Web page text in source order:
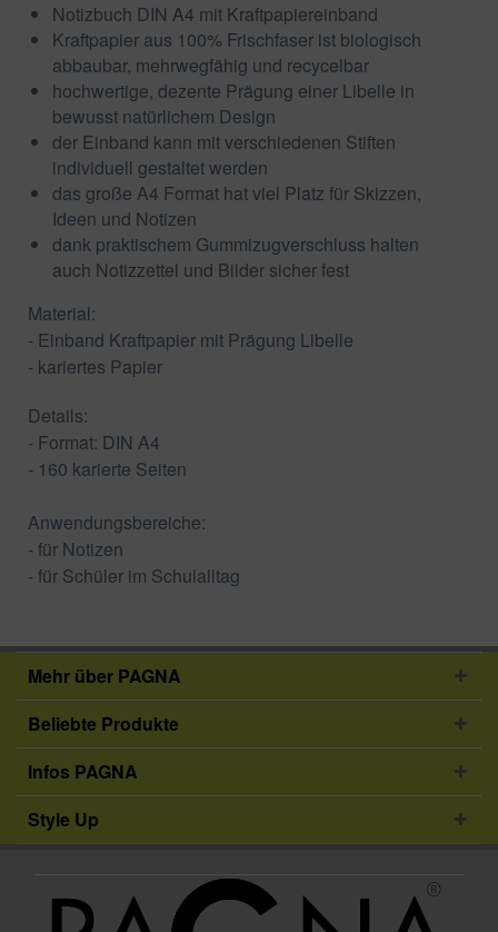
Notizbuch DIN A4 mit Kraftpapiereinband
Kraftpapier aus 100% Frischfaser ist biologisch
abbaubar, mehrwegfähig und recycelbar
hochwertige, dezente Prägung einer Libelle in
bewusst natürlichem Design
der Einband kann mit verschiedenen Stiften
individuell gestaltet werden
das große A4 Format hat viel Platz für Skizzen,
Ideen und Notizen
dank praktischem Gummizugverschluss halten
auch Notizzettel und Bilder sicher fest
Material:
- Einband Kraftpapier mit Prägung Libelle
- kariertes Papier
Details:
- Format: DIN A4
- 160 karierte Seiten
Anwendungsbereiche:
- für Notizen
- für Schüler im Schulalltag
Mehr über PAGNA
Beliebte Produkte
Infos PAGNA
Style Up